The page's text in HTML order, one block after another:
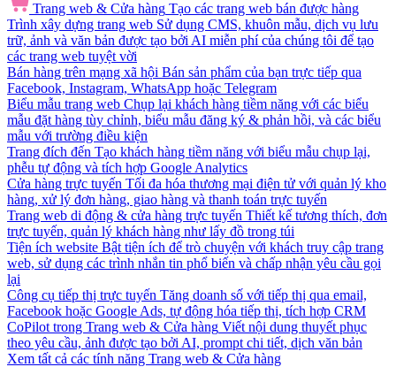
Trang web & Cửa hàng Tạo các trang web bán được hàng
Trình xây dựng trang web Sử dụng CMS, khuôn mẫu, dịch vụ lưu
trữ, ảnh và văn bản được tạo bởi AI miễn phí của chúng tôi để tạo
các trang web tuyệt vời
Bán hàng trên mạng xã hội Bán sản phẩm của bạn trực tiếp qua
Facebook, Instagram, WhatsApp hoặc Telegram
Biểu mẫu trang web Chụp lại khách hàng tiềm năng với các biểu
mẫu đặt hàng tùy chỉnh, biểu mẫu đăng ký & phản hồi, và các biểu
mẫu với trường điều kiện
Trang đích đến Tạo khách hàng tiềm năng với biểu mẫu chụp lại,
phễu tự động và tích hợp Google Analytics
Cửa hàng trực tuyến Tối đa hóa thương mại điện tử với quản lý kho
hàng, xử lý đơn hàng, giao hàng và thanh toán trực tuyến
Trang web di động & cửa hàng trực tuyến Thiết kế tương thích, đơn
trực tuyến, quản lý khách hàng như lấy đồ trong túi
Tiện ích website Bật tiện ích để trò chuyện với khách truy cập trang
web, sử dụng các trình nhắn tin phổ biến và chấp nhận yêu cầu gọi
lại
Công cụ tiếp thị trực tuyến Tăng doanh số với tiếp thị qua email,
Facebook hoặc Google Ads, tự động hóa tiếp thị, tích hợp CRM
CoPilot trong Trang web & Cửa hàng Viết nội dung thuyết phục
theo yêu cầu, ảnh được tạo bởi AI, prompt chi tiết, dịch văn bản
Xem tất cả các tính năng Trang web & Cửa hàng